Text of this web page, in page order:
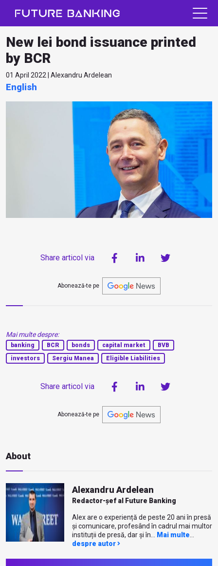
New lei bond issuance printed
by BCR
01 April 2022 | Alexandru Ardelean
English
Share articol via
Abonează-te pe
Mai multe despre:
banking BCR bonds capital market
BVB
investors
Sergiu Manea Eligible Liabilities
Share articol via
Abonează-te pe
About
Alexandru Ardelean
Redactor-șef al Future Banking
Alex are o experiență de peste 20 ani în presă
și comunicare, profesând în cadrul mai multor
instituții de presă, dar și în... Mai multe
despre autor